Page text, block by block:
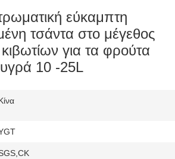
εύκαμπτη
τσάντα στο μέγεθος
για τα φρούτα
υγρά 10 -25L